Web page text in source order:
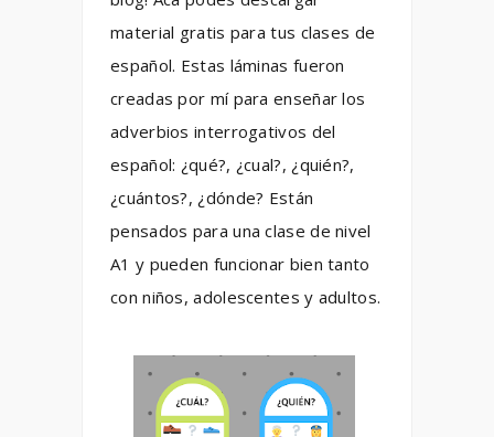
material gratis para tus clases de
español. Estas láminas fueron
creadas por mí para enseñar los
adverbios interrogativos del
español: ¿qué?, ¿cual?, ¿quién?,
¿cuántos?, ¿dónde? Están
pensados para una clase de nivel
A1 y pueden funcionar bien tanto
con niños, adolescentes y adultos.